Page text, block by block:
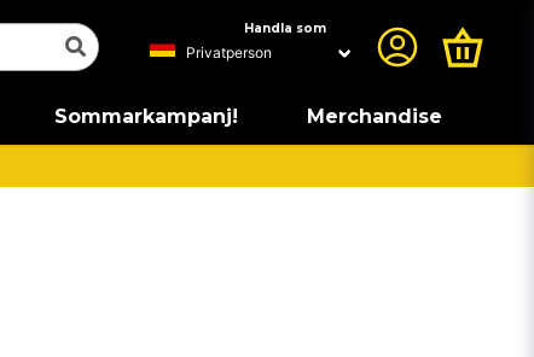
Handla som
Sommarkampanj! Merchandise